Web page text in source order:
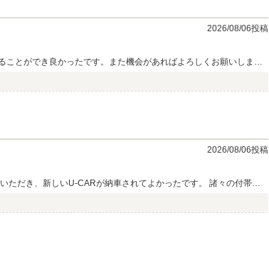
2026/08/06投稿
とができ良かったです。また機会があればよろしくお願いしま
2026/08/06投稿
ただき、新しいU-CARが納車されてよかったです。 諸々の付帯サ